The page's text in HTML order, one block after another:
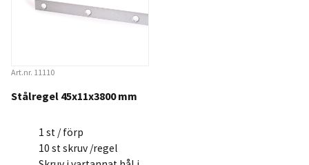
Art.nr. 11110
Stålregel 45x11x3800 mm
1 st / förp
10 st skruv /regel